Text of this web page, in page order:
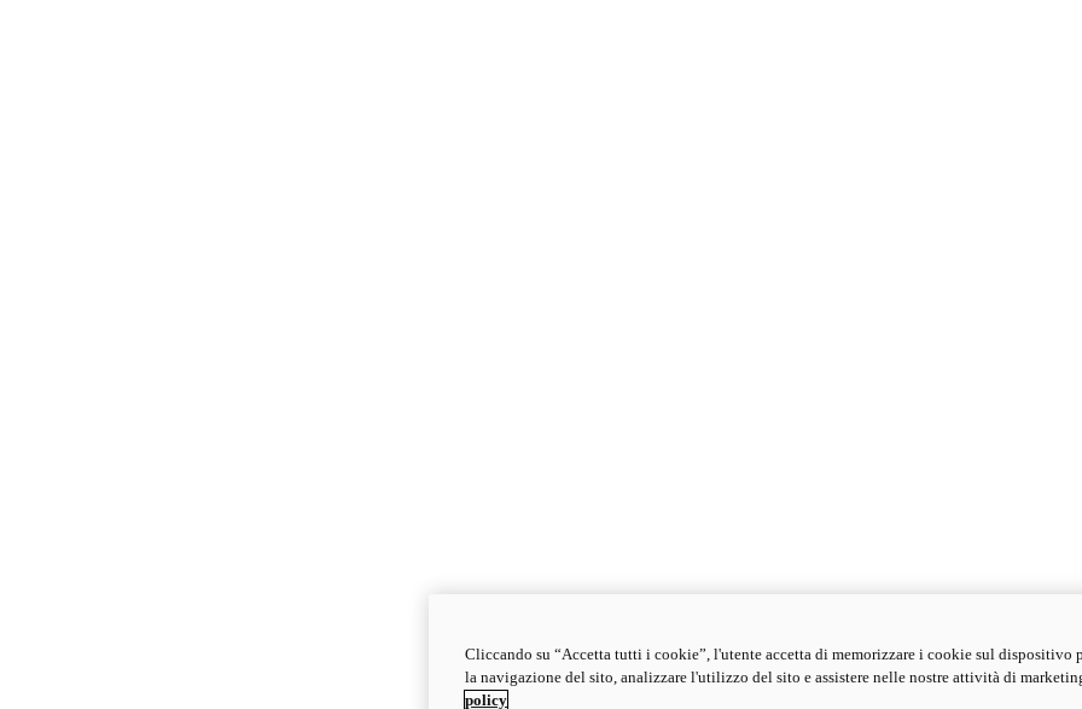
Cliccando su “Accetta tutti i cookie”, l'utente accetta di memorizzare i cookie sul dispositivo
la navigazione del sito, analizzare l'utilizzo del sito e assistere nelle nostre attività di
policy